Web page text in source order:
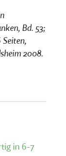
Bd. 53;
2008.
in 6-7